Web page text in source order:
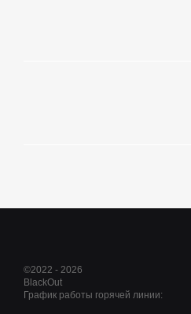
©2022 - 2026
BlackOut
График работы горячей линии: